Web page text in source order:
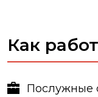
Как
Послужные